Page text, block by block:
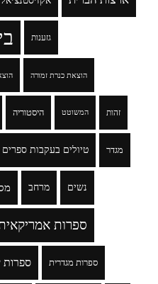
גזענות
הוצאת כנרת זמורה
היסטוריה המשוטט זהות
טיולים בעקבות ספרים מגדר
מרחב נשים
ספרות
ספרות ספרות מגדרית